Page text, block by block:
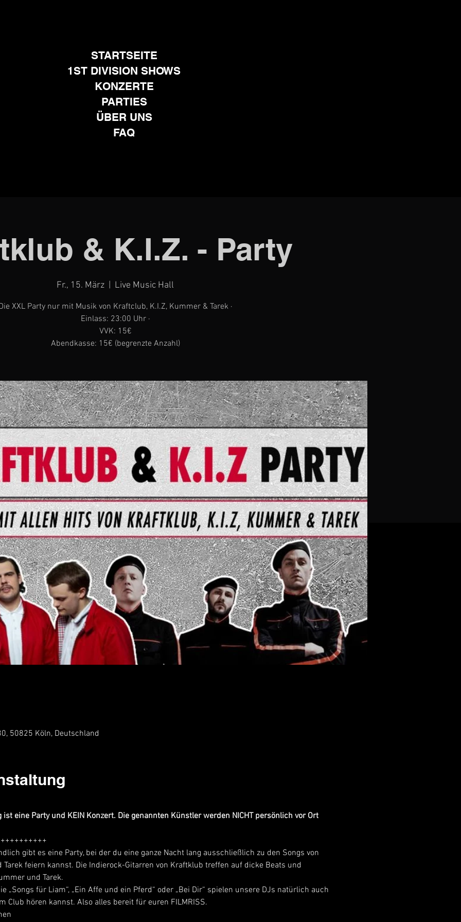
STARTSEITE
1ST DIVISION SHOWS
KONZERTE
PARTIES
ÜBER UNS
FAQ
& K.I.Z. - Party
Fr., 15. März Live Music Hall
XXL Party nur mit Musik von Kraftclub, K.I.Z, Kummer & Tarek ·
Einlass: 23:00 Uhr ·
VVK: 15€
Abendkasse: 15€ (begrenzte Anzahl)
50825 Köln, Deutschland
eine Party und KEIN Konzert. Die genannten Künstler werden NICHT persönlich vor Ort
gibt es eine Party, bei der du eine ganze Nacht lang ausschließlich zu den Songs von
feiern kannst. Die Indierock-Gitarren von Kraftklub treffen auf dicke Beats und
und Tarek.
„Songs für Liam“, „Ein Affe und ein Pferd“ oder „Bei Dir“ spielen unsere DJs natürlich auch
Club hören kannst. Also alles bereit für euren FILMRISS.